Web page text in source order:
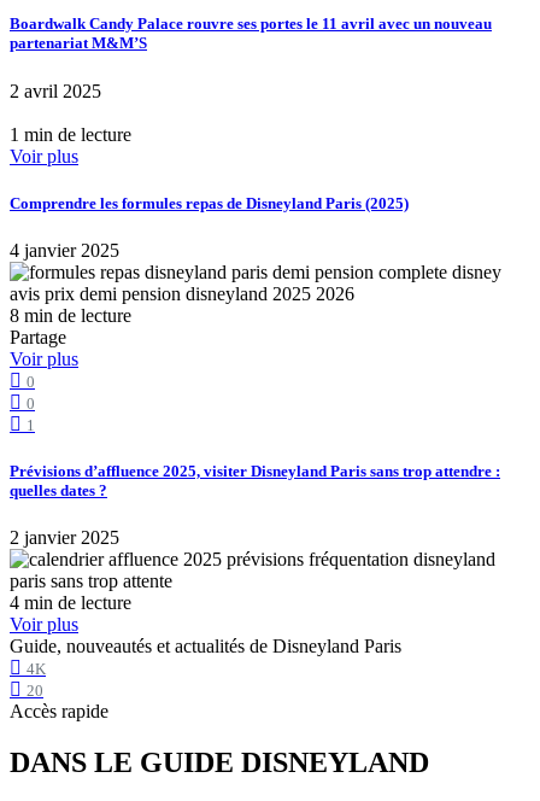
Boardwalk Candy Palace rouvre ses portes le 11 avril avec un nouveau
partenariat M&M’S
2 avril 2025
1 min de lecture
Voir plus
Comprendre les formules repas de Disneyland Paris (2025)
4 janvier 2025
8 min de lecture
Partage
Voir plus
0
0
1
Prévisions d’affluence 2025, visiter Disneyland Paris sans trop attendre :
quelles dates ?
2 janvier 2025
4 min de lecture
Voir plus
Guide, nouveautés et actualités de Disneyland Paris
4K
20
Accès rapide
DANS LE GUIDE DISNEYLAND